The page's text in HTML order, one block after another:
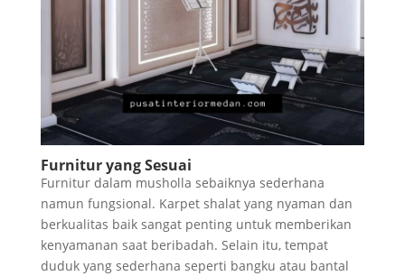
Furnitur yang Sesuai
Furnitur dalam musholla sebaiknya sederhana
namun fungsional. Karpet shalat yang nyaman dan
berkualitas baik sangat penting untuk memberikan
kenyamanan saat beribadah. Selain itu, tempat
duduk yang sederhana seperti bangku atau bantal